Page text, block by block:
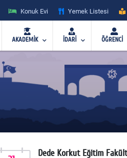
Konuk Evi Yemek Listesi
AKADEMİK İDARİ ÖĞRENCİ
Dede Korkut Eğitim